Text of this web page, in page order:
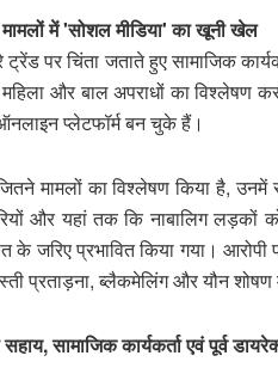
में 'सोशल मीडिया' का खूनी खेल
ट्रेंड पर चिंता जताते हुए सामाजिक
महिला और बाल अपराधों का विश्लेषण
प्लेटफॉर्म बन चुके हैं।
मामलों का विश्लेषण किया है,
और यहां तक कि नाबालिग लड़कों
के जरिए प्रभावित किया गया।
प्रताड़ना, ब्लैकमेलिंग और यौन
सहाय, सामाजिक कार्यकर्ता एवं पूर्व